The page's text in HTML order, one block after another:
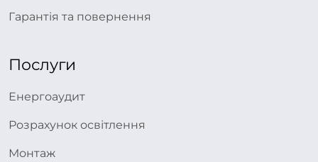
Гарантія та повернення
Послуги
Енергоаудит
Розрахунок освітлення
Монтаж